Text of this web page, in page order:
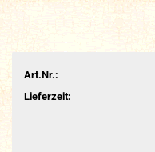
Art.Nr.:
Lieferzeit: